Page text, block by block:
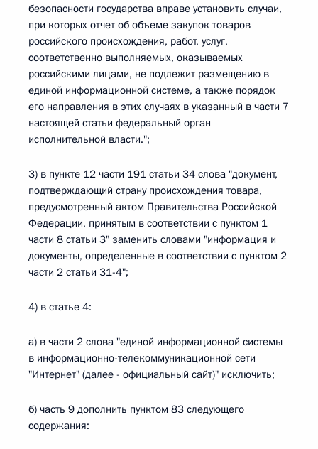
безопасности государства вправе установить случаи,
при которых отчет об объеме закупок товаров
российского происхождения, работ, услуг,
соответственно выполняемых, оказываемых
российскими лицами, не подлежит размещению в
единой информационной системе, а также порядок
его направления в этих случаях в указанный в части 7
настоящей статьи федеральный орган
исполнительной власти.";
3) в пункте 12 части 191 статьи 34 слова "документ,
подтверждающий страну происхождения товара,
предусмотренный актом Правительства Российской
Федерации, принятым в соответствии с пунктом 1
части 8 статьи 3" заменить словами "информация и
документы, определенные в соответствии с пунктом 2
части 2 статьи 31-4";
4) в статье 4:
а) в части 2 слова "единой информационной системы
в информационно-телекоммуникационной сети
"Интернет" (далее - официальный сайт)" исключить;
б) часть 9 дополнить пунктом 83 следующего
содержания: